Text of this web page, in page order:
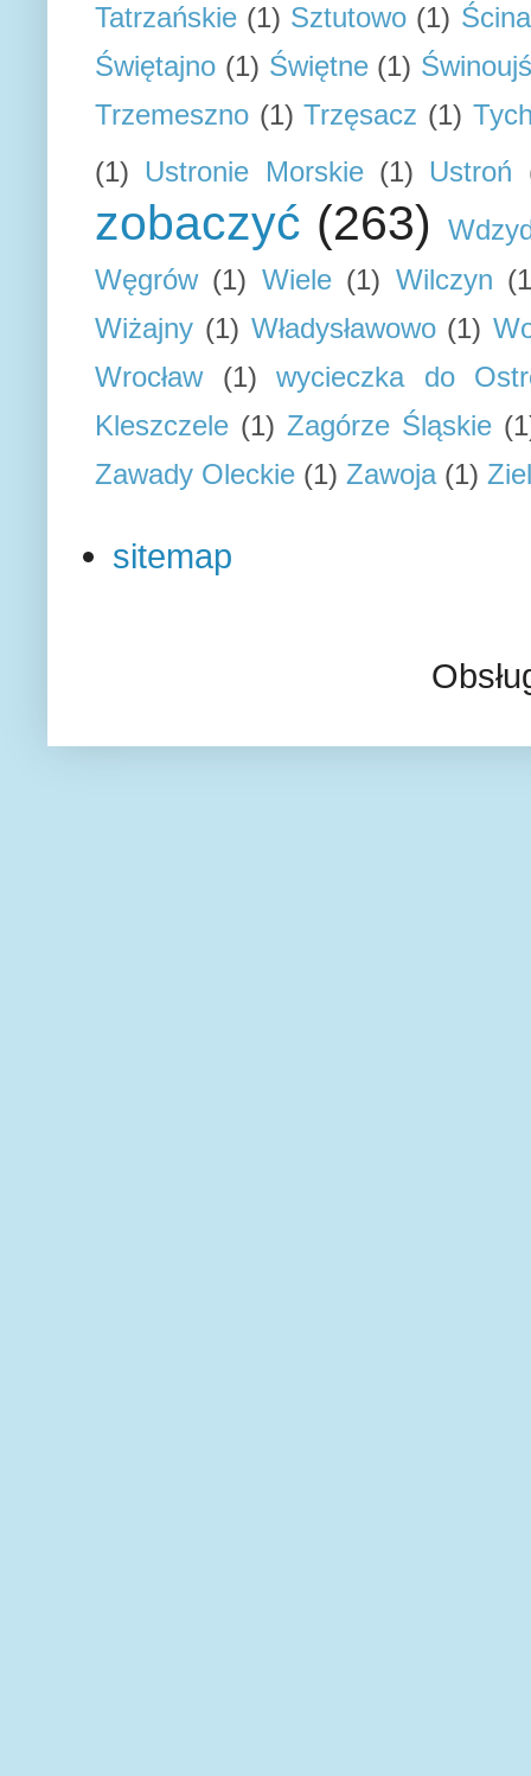
Tatrzańskie (1) Sztutowo (1)
Świętajno (1) Świętne (1)
Trzemeszno (1) Trzęsacz (1)
(1) Ustronie Morskie (1) Ustroń
zobaczyć (263)
Węgrów (1) Wiele (1) Wilczyn
Wiżajny (1) Władysławowo (1)
Wrocław
(1)
wycieczka do
Kleszczele (1) Zagórze Śląskie
Zawady Oleckie (1) Zawoja (1)
sitemap